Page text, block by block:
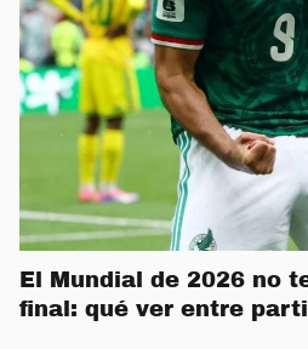
El Mundial de 2026 no
final: qué ver entre